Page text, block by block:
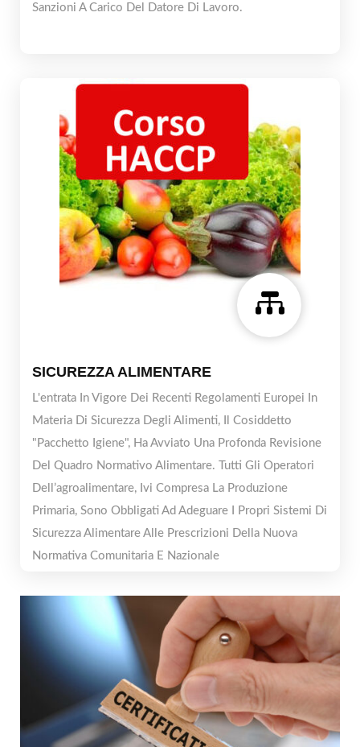
Sanzioni A Carico Del Datore Di Lavoro.

SICUREZZA ALIMENTARE
L'entrata In Vigore Dei Recenti Regolamenti Europei In
Materia Di Sicurezza Degli Alimenti, Il Cosiddetto
"Pacchetto Igiene", Ha Avviato Una Profonda Revisione
Del Quadro Normativo Alimentare. Tutti Gli Operatori
Dell’agroalimentare, Ivi Compresa La Produzione
Primaria, Sono Obbligati Ad Adeguare I Propri Sistemi Di
Sicurezza Alimentare Alle Prescrizioni Della Nuova
Normativa Comunitaria E Nazionale